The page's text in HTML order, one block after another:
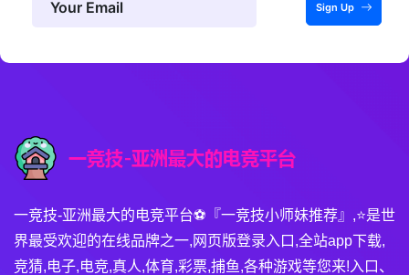
Sign Up
一竞技-亚洲最大的电竞平台⚽️『一竞技小师妹推荐』,⭐️是世
界最受欢迎的在线品牌之一,网页版登录入口,全站app下载,
竞猜,电子,电竞,真人,体育,彩票,捕鱼,各种游戏等您来!入口、